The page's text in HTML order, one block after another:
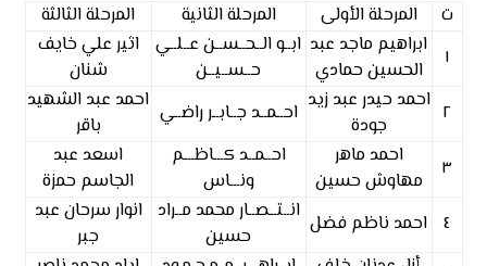
ت المرحلة الأولى المرحلة الثانية
المرحلة الثالثة
١
ابراهيم ماجد عبد
الحسين حمادي
ابــو الــحــســن عــلــي
حــســيــن
اثير علي خايف
شنان
٢ احمد حيدر عبد زيد
جودة
احــمــد جــابــر راضــي احمد عبد الشهيد
باقر
٣
احمد ماهر
مهاوش حسين
احــمــد كـــاظـــم
ونـــاس
اسعد عبد
الجاسم حمزة
٤
احمد ناظم فضل انــتــصــار محمد مــراد
حسين
انوار سرحان عبد
جبر